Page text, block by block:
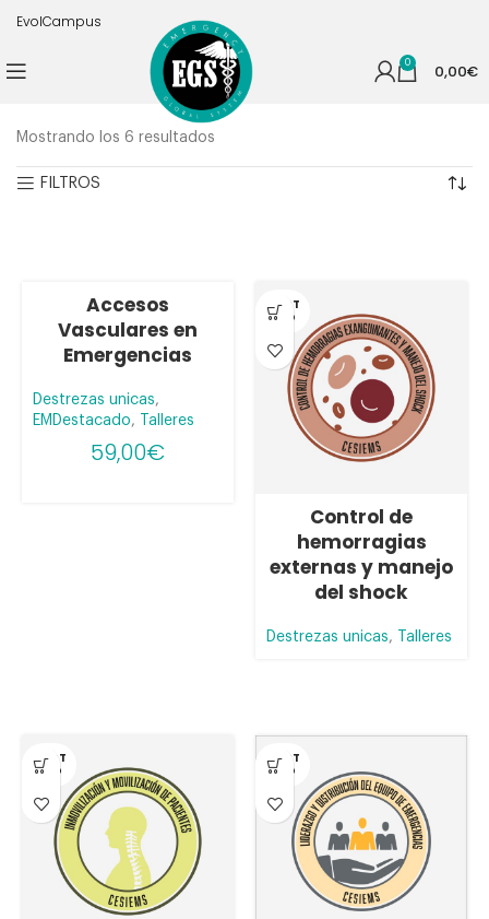
EvolCampus
0 0,00€
Mostrando los 6 resultados
FILTROS
Accesos
Vasculares en
Emergencias
Destrezas unicas,
EMDestacado, Talleres
59,00€
AGOT
ADO
Control de
hemorragias
externas y manejo
del shock
Destrezas unicas, Talleres
AGOT
ADO
AGOT
ADO